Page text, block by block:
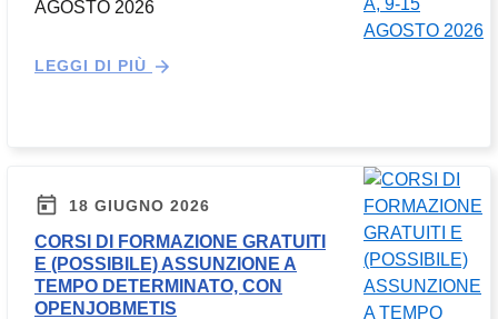
AGOSTO 2026
LEGGI DI PIÙ
18 GIUGNO 2026
CORSI DI FORMAZIONE GRATUITI
E (POSSIBILE) ASSUNZIONE A
TEMPO DETERMINATO, CON
OPENJOBMETIS